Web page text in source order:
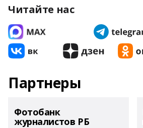
Читайте нас
Партнеры
Фотобанк
журналистов РБ